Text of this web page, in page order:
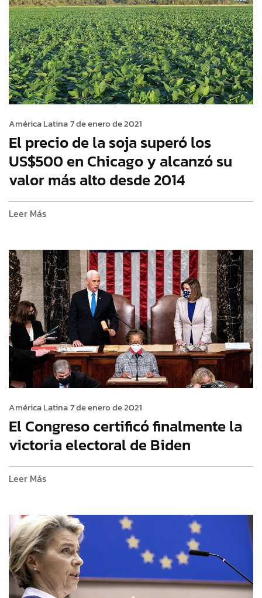
América Latina7 de enero de 2021
El precio de la soja superó los
US$500 en Chicago y alcanzó su
valor más alto desde 2014
Leer Más
América Latina7 de enero de 2021
El Congreso certificó finalmente la
victoria electoral de Biden
Leer Más